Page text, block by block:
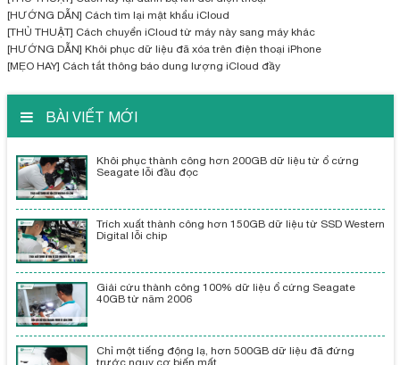
[HƯỚNG DẪN] Cách tìm lại mật khẩu iCloud
[THỦ THUẬT] Cách chuyển iCloud từ máy này sang máy khác
[HƯỚNG DẪN] Khôi phục dữ liệu đã xóa trên điện thoại iPhone
[MẸO HAY] Cách tắt thông báo dung lượng iCloud đầy
BÀI VIẾT MỚI
Khôi phục thành công hơn 200GB dữ liệu từ ổ cứng
Seagate lỗi đầu đọc
Trích xuất thành công hơn 150GB dữ liệu từ SSD Western
Digital lỗi chip
Giải cứu thành công 100% dữ liệu ổ cứng Seagate
40GB từ năm 2006
Chỉ một tiếng động lạ, hơn 500GB dữ liệu đã đứng